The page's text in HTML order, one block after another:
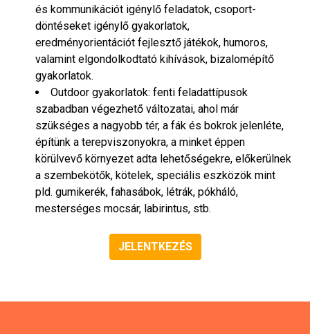
és kommunikációt igénylő feladatok, csoport-
döntéseket igénylő gyakorlatok,
eredményorientációt fejlesztő játékok, humoros,
valamint elgondolkodtató kihívások, bizalomépítő
gyakorlatok.
Outdoor gyakorlatok: fenti feladattípusok
szabadban végezhető változatai, ahol már
szükséges a nagyobb tér, a fák és bokrok jelenléte,
építünk a terepviszonyokra, a minket éppen
körülvevő környezet adta lehetőségekre, előkerülnek
a szembekötők, kötelek, speciális eszközök mint
pld. gumikerék, fahasábok, létrák, pókháló,
mesterséges mocsár, labirintus, stb.
JELENTKEZÉS